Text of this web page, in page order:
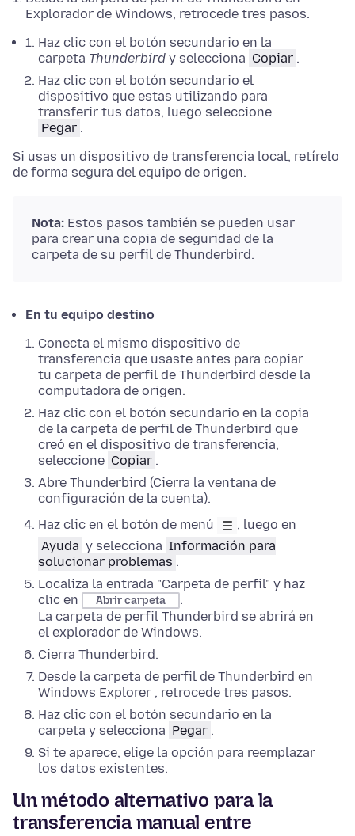
Explorador de Windows, retrocede tres pasos.
Haz clic con el botón secundario en la
carpeta Thunderbird y selecciona Copiar .
Haz clic con el botón secundario el
dispositivo que estas utilizando para
transferir tus datos, luego seleccione
Pegar .
Si usas un dispositivo de transferencia local, retírelo
de forma segura del equipo de origen.
Nota: Estos pasos también se pueden usar
para crear una copia de seguridad de la
carpeta de su perfil de Thunderbird.
En tu equipo destino
Conecta el mismo dispositivo de
transferencia que usaste antes para copiar
tu carpeta de perfil de Thunderbird desde la
computadora de origen.
Haz clic con el botón secundario en la copia
de la carpeta de perfil de Thunderbird que
creó en el dispositivo de transferencia,
seleccione Copiar .
Abre Thunderbird (Cierra la ventana de
configuración de la cuenta).
Haz clic en el botón de menú
, luego en
Ayuda y selecciona Información para
solucionar problemas .
Localiza la entrada "Carpeta de perfil" y haz
clic en
Abrir carpeta
.
La carpeta de perfil Thunderbird se abrirá en
el explorador de Windows.
Cierra Thunderbird.
Desde la carpeta de perfil de Thunderbird en
Windows Explorer , retrocede tres pasos.
Haz clic con el botón secundario en la
carpeta y selecciona Pegar .
Si te aparece, elige la opción para reemplazar
los datos existentes.
Un método alternativo para la
transferencia manual entre